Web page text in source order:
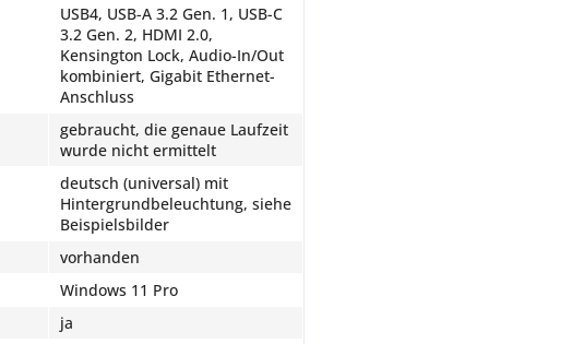
USB4, USB-A 3.2 Gen. 1, USB-C
3.2 Gen. 2, HDMI 2.0,
Kensington Lock, Audio-In/Out
kombiniert, Gigabit Ethernet-
Anschluss
gebraucht, die genaue Laufzeit
wurde nicht ermittelt
deutsch (universal) mit
Hintergrundbeleuchtung, siehe
Beispielsbilder
vorhanden
Windows 11 Pro
ja